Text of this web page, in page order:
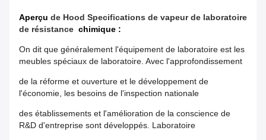
Aperçu de Hood Specifications de vapeur de laboratoire
de résistance chimique :
On dit que généralement l'équipement de laboratoire est les
meubles spéciaux de laboratoire. Avec l'approfondissement
de la réforme et ouverture et le développement de
l'économie, les besoins de l'inspection nationale
des établissements et l'amélioration de la conscience de
R&D d'entreprise sont développés. Laboratoire